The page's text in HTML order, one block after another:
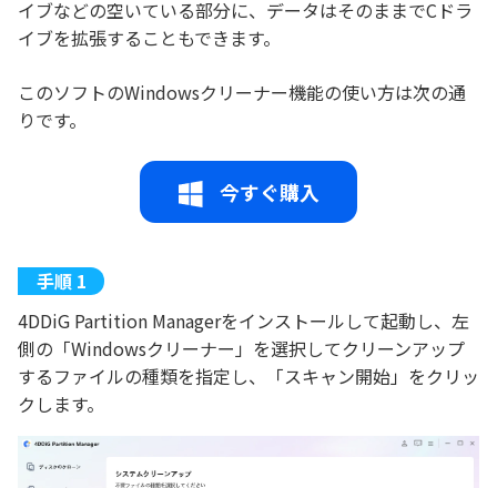
イブなどの空いている部分に、データはそのままでCドラ
イブを拡張することもできます。
このソフトのWindowsクリーナー機能の使い方は次の通
りです。
今すぐ購入
4DDiG Partition Managerをインストールして起動し、左
側の「Windowsクリーナー」を選択してクリーンアップ
するファイルの種類を指定し、「スキャン開始」をクリッ
クします。